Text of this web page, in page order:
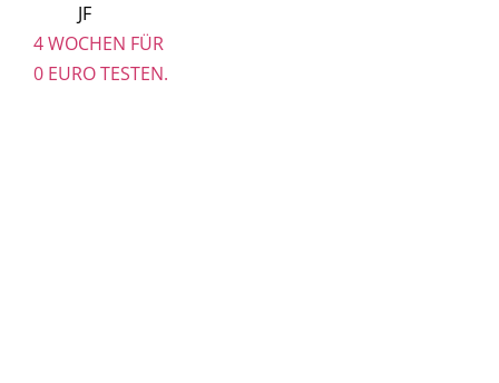
JF
4 WOCHEN FÜR
0 EURO TESTEN.